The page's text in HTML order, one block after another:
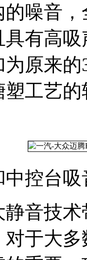
噪音
有高
原来
工艺
中控台
音技
于大